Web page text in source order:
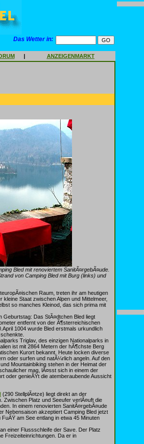
Das Wetter in:
| ANZEIGENMARKT
Bled mit renoviertem SanitÃ¤rgebÃ¤ude.
von Camping Bled mit Burg (links) und
Raum, treten ihr am heutigen
Staat zwischen Alpen und Mittelmeer,
so manches Kleinod, das sich prima mit
Geburtstag: Das StÃ¤dtchen Bled liegt
entfernt von der Ã¶sterreichischen
1004 wurde Bled erstmals urkundlich
Triglav, des einzigen Nationalparks in
ist mit 2864 Metern der hÃ¶chste Berg
Kurort bekannt. Heute locken diverse
oder surfen und natÃ¼rlich angeln. Auf den
Mountainbiking stehen in der Heimat der
mag, lÃ¤sst sich in einem der
oder genieÃŸt die atemberaubende Aussicht
(290 StellplÃ¤tze) liegt direkt an der
Zwischen Platz und Seeufer verlÃ¤uft die
In einem renovierten SanitÃ¤rgebÃ¤ude
Nebensaison akzeptiert Camping Bled jetzt
am See entlang in etwa 45 Minuten
einer Flussschleife der Save. Der Platz
Freizeiteinrichtungen. Da er in